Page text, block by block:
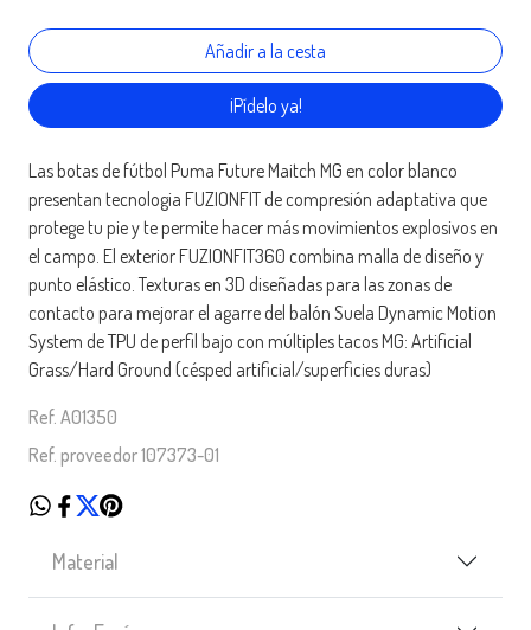
¡Pídelo ya!
Las botas de fútbol Puma Future Maitch MG en color blanco
presentan tecnologia FUZIONFIT de compresión adaptativa que
protege tu pie y te permite hacer más movimientos explosivos en
el campo. El exterior FUZIONFIT360 combina malla de diseño y
punto elástico. Texturas en 3D diseñadas para las zonas de
contacto para mejorar el agarre del balón Suela Dynamic Motion
System de TPU de perfil bajo con múltiples tacos MG: Artificial
Grass/Hard Ground (césped artificial/superficies duras)
Ref. A01350
Ref. proveedor 107373-01
Material